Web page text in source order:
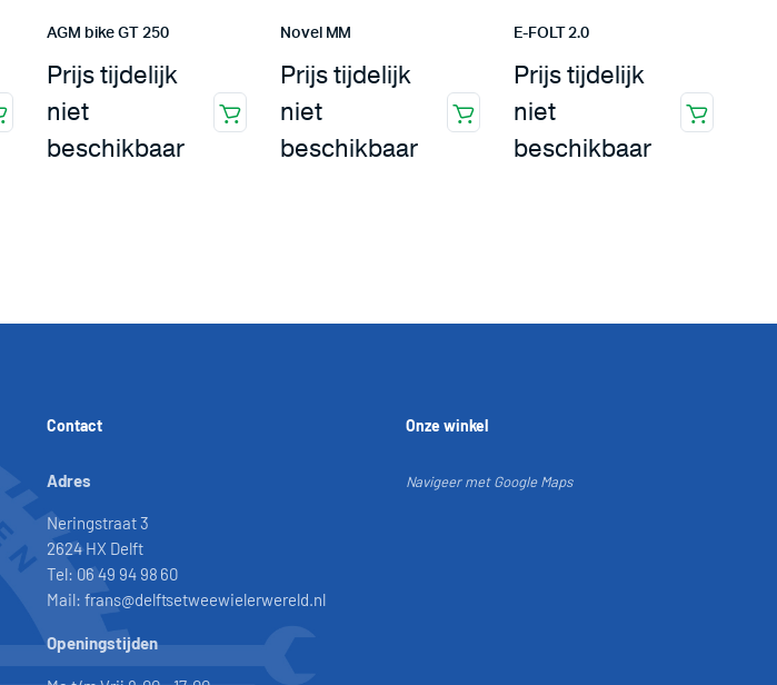
AGM bike GT 250
Prijs tijdelijk
niet
beschikbaar
Novel MM
Prijs tijdelijk
niet
beschikbaar
E-FOLT 2.0
Prijs tijdelijk
niet
beschikbaar
Contact
Adres
Neringstraat 3
2624 HX Delft
Tel: 06 49 94 98 60
Mail: frans@delftsetweewielerwereld.nl
Openingstijden
Onze winkel
Navigeer met Google Maps